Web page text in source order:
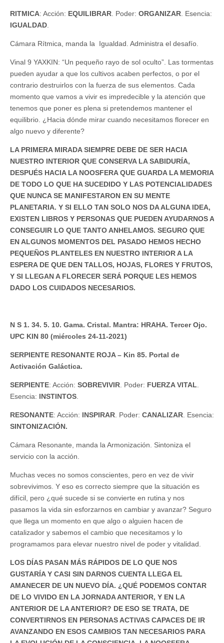
RITMICA: Acción: EQUILIBRAR. Poder: ORGANIZAR. Esencia:
IGUALDAD.
Cámara Rítmica, manda la Igualdad. Administra el desafío.
Vinal 9 YAXKIN: “Un pequeño rayo de sol oculto”. Las tormentas
pueden ayudar a que los cultivos acaben perfectos, o por el
contrario destruirlos con la fuerza de sus elementos. Cada
momento que vamos a vivir es impredecible y la atención que
tenemos que poner es plena si pretendemos mantener el
equilibrio. ¿Hacia dónde mirar cuando necesitamos florecer en
algo nuevo y diferente?
LA PRIMERA MIRADA SIEMPRE DEBE DE SER HACIA
NUESTRO INTERIOR QUE CONSERVA LA SABIDURÍA,
DESPUÉS HACIA LA NOOSFERA QUE GUARDA LA MEMORIA
DE TODO LO QUE HA SUCEDIDO Y LAS POTENCIALIDADES
QUE NUNCA SE MANIFESTARON EN SU MENTE
PLANETARIA. Y SI ELLO TAN SOLO NOS DA ALGUNA IDEA,
EXISTEN LIBROS Y PERSONAS QUE PUEDEN AYUDARNOS A
CONSEGUIR LO QUE TANTO ANHELAMOS. SEGURO QUE
EN ALGUNOS MOMENTOS DEL PASADO HEMOS HECHO
PEQUEÑOS PLANTELES EN NUESTRO INTERIOR A LA
ESPERA DE QUE DEN TALLOS, HOJAS, FLORES Y FRUTOS,
Y SI LLEGAN A FLORECER SERÁ PORQUE LES HEMOS
DADO LOS CUIDADOS NECESARIOS.
N S 1. 34. 5. 10. Gama. Cristal. Mantra: HRAHA. Tercer Ojo.
UPC KIN 80 (miércoles 24-11-2021)
SERPIENTE RESONANTE ROJA – Kin 85. Portal de
Activación Galáctica.
SERPIENTE: Acción: SOBREVIVIR. Poder: FUERZA VITAL.
Esencia: INSTINTOS.
RESONANTE: Acción: INSPIRAR. Poder: CANALIZAR. Esencia:
SINTONIZACIÓN.
Cámara Resonante, manda la Armonización. Sintoniza el
servicio con la acción.
Muchas veces no somos conscientes, pero en vez de vivir
sobrevivimos. Y eso es correcto siempre que la situación es
difícil, pero ¿qué sucede si se convierte en rutina y nos
pasamos la vida sin esforzarnos en cambiar y avanzar? Seguro
que llega un momento en que algo o alguien hacen de
catalizador y sabemos el cambio que necesitamos y lo
programamos para elevar nuestro nivel de poder y vitalidad.
LOS DÍAS PASAN MÁS RÁPIDOS DE LO QUE NOS
GUSTARÍA Y CASI SIN DARNOS CUENTA LLEGA EL
AMANECER DE UN NUEVO DÍA. ¿QUÉ PODEMOS CONTAR
DE LO VIVIDO EN LA JORNADA ANTERIOR, Y EN LA
ANTERIOR DE LA ANTERIOR? DE ESO SE TRATA, DE
CONVERTIRNOS EN PERSONAS ACTIVAS CAPACES DE IR
AVANZANDO EN ESOS CAMBIOS TAN NECESARIOS PARA